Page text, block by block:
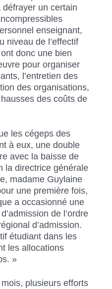
défrayer un certain
enseignant,
niveau de l’effectif
donc une bien
pour organiser
l’entretien des
des organisations,
des coûts de
les cégeps des
à eux, une double
avec la baisse de
la directrice générale
madame Guylaine
une première fois,
a occasionné une
de l’ordre
d’admission.
étudiant dans les
les allocations
»
plusieurs efforts